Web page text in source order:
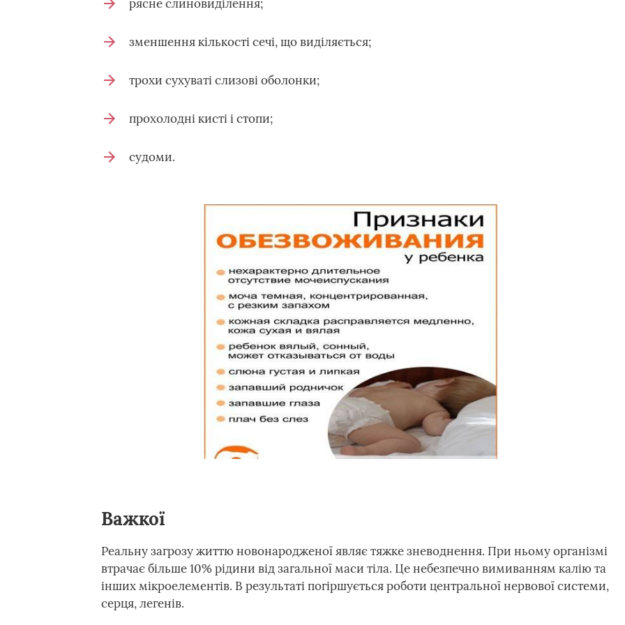
рясне слиновиділення;
зменшення кількості сечі, що виділяється;
трохи сухуваті слизові оболонки;
прохолодні кисті і стопи;
судоми.
Важкої
Реальну загрозу життю новонародженої являє тяжке зневоднення. При ньому організмі
втрачає більше 10% рідини від загальної маси тіла. Це небезпечно вимиванням калію та
інших мікроелементів. В результаті погіршується роботи центральної нервової системи,
серця, легенів.